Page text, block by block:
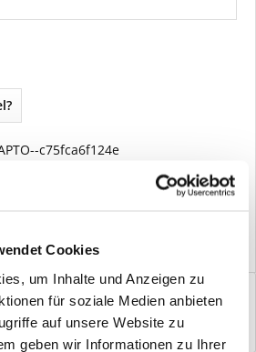
Cookies
um Inhalte und Anzeigen zu
für soziale Medien anbieten
auf unsere Website zu
geben wir Informationen zu Ihrer
c75fca6f124e
am Bildschirm konfigurieren und
wenigen...